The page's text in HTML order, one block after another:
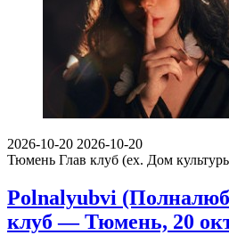
2026-10-20 2026-10-20
Тюмень Глав клуб (ex. Дом
Polnalyubvi
клуб — Тюмень, 20